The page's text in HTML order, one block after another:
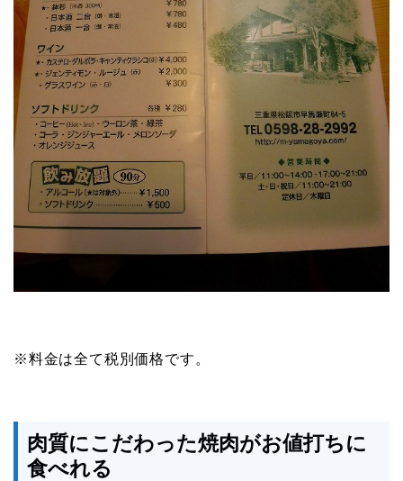
※料金は全て税別価格です。
肉質にこだわった焼肉がお値打ちに
食べれる